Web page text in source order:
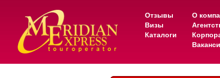
Отзывы
Визы
Каталоги
О